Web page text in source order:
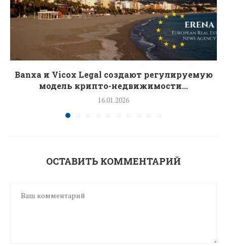
Banxa и Vicox Legal создают регулируемую
модель крипто-недвижимости...
16.01.2026
ОСТАВИТЬ КОММЕНТАРИЙ